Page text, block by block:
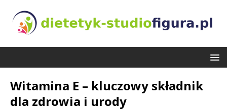
Witamina E – kluczowy składnik
dla zdrowia i urody